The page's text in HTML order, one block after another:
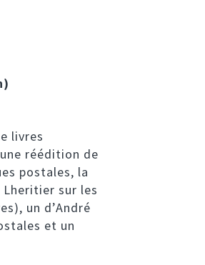
livres
réédition de
postales, la
sur les
un d’André
et un